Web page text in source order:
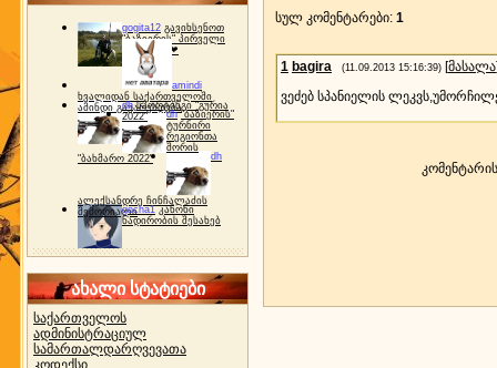
gogita12 გავიხსენოთ
"ბაზიერის" პირველი
ტურნირი ❤
amindi
ხვალიდან საქართველოში
ამინდი გაუარესდება
dh სპორტინგი "გურია
2022"
dh "ბაზიერის"
ტურნირი
რეგიონთა
შორის
"ბახმარო 2022"
dh
ალექსანდრე ჩინჩალაძის
მემორიალიgocha1 კანონი
ნადირობის შესახებ
ახალი სტატიები
საქართველოს
ადმინისტრაციულ
სამართალდარღვევათა
კოდექსი
სულ კომენტარები: 1
1 bagira (11.09.2013 15:16:39) [მასალა
ვეძებ სპანიელის